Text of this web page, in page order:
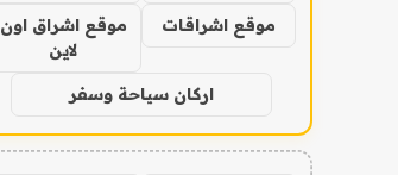
موقع اشراقات
موقع اشراق اون
لاين
اركان سياحة وسفر